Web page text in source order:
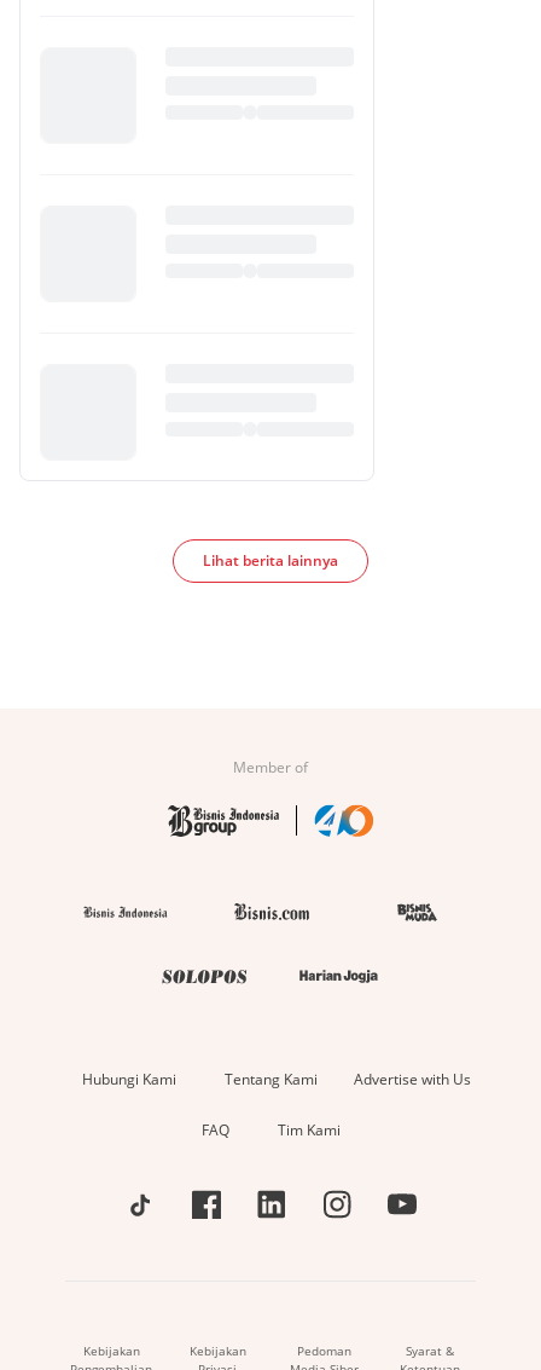
Lihat berita lainnya
Member of
Hubungi Kami Tentang Kami Advertise with Us
FAQ Tim Kami
Kebijakan
Kebijakan
Pedoman
Syarat &